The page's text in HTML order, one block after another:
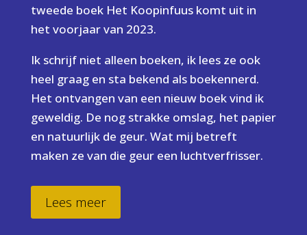
tweede boek Het Koopinfuus komt uit in
het voorjaar van 2023.
Ik schrijf niet alleen boeken, ik lees ze ook
heel graag en sta bekend als boekennerd.
Het ontvangen van een nieuw boek vind ik
geweldig. De nog strakke omslag, het papier
en natuurlijk de geur. Wat mij betreft
maken ze van die geur een luchtverfrisser.
Lees meer